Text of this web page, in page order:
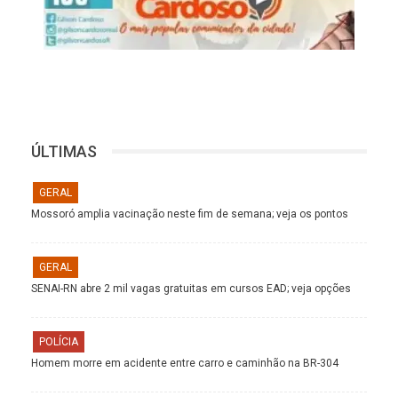
ÚLTIMAS
GERAL
Mossoró amplia vacinação neste fim de semana; veja os pontos
GERAL
SENAI-RN abre 2 mil vagas gratuitas em cursos EAD; veja opções
POLÍCIA
Homem morre em acidente entre carro e caminhão na BR-304